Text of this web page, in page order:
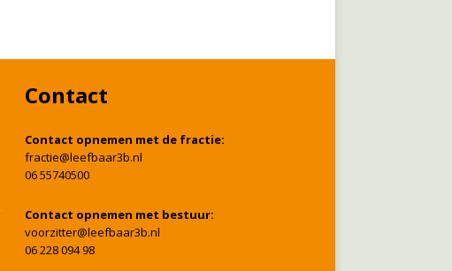
Contact
Contact opnemen met de fractie:
fractie@leefbaar3b.nl
06 55740500
Contact opnemen met bestuur:
voorzitter@leefbaar3b.nl
06 228 094 98